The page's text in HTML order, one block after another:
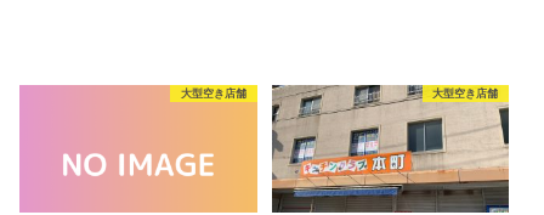
大型空き店舗 大型空き店舗